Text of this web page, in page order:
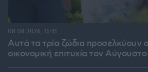
Αυτά τα τρία ζώδια προσελκύουν
οικονομική επιτυχία τον Αύγουστο
08.08.2026, 15:41